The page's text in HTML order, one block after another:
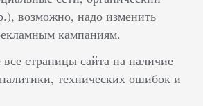
возможно, надо изменить
кампаниям.
все страницы сайта на наличие
технических ошибок и